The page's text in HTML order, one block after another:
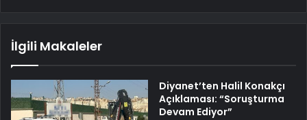
İlgili Makaleler
Diyanet’ten Halil Konakçı
Açıklaması: “Soruşturma
Devam Ediyor”